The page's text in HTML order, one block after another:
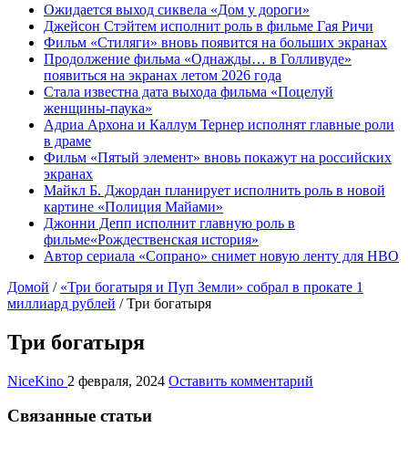
Ожидается выход сиквела «Дом у дороги»
Джейсон Стэйтем исполнит роль в фильме Гая Ричи
Фильм «Стиляги» вновь появится на больших экранах
Продолжение фильма «Однажды… в Голливуде»
появиться на экранах летом 2026 года
Стала известна дата выхода фильма «Поцелуй
женщины-паука»
Адриа Архона и Каллум Тернер исполнят главные роли
в драме
Фильм «Пятый элемент» вновь покажут на российских
экранах
Майкл Б. Джордан планирует исполнить роль в новой
картине «Полиция Майами»
Джонни Депп исполнит главную роль в
фильме«Рождественская история»
Автор сериала «Сопрано» снимет новую ленту для HBO
Домой / «Три богатыря и Пуп Земли» собрал в прокате 1
миллиард рублей / Три богатыря
Три богатыря
NiceKino 2 февраля, 2024 Оставить комментарий
Связанные статьи